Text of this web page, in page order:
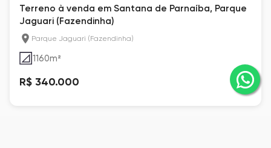
Terreno à venda em Santana de Parnaíba, Parque
Jaguari (Fazendinha)
Parque Jaguari (Fazendinha)
1160m²
R$ 340.000